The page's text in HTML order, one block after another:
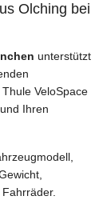
Olching bei
unterstützt
VeloSpace
Ihren